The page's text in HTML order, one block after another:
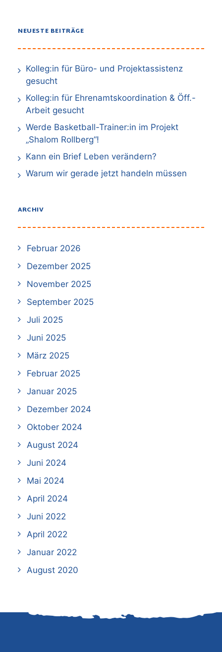
NEUESTE BEITRÄGE
Kolleg:in für Büro- und Projektassistenz
gesucht
Kolleg:in für Ehrenamtskoordination & Öff.-
Arbeit gesucht
Werde Basketball-Trainer:in im Projekt
„Shalom Rollberg“!
Kann ein Brief Leben verändern?
Warum wir gerade jetzt handeln müssen
ARCHIV
Februar 2026
Dezember 2025
November 2025
September 2025
Juli 2025
Juni 2025
März 2025
Februar 2025
Januar 2025
Dezember 2024
Oktober 2024
August 2024
Juni 2024
Mai 2024
April 2024
Juni 2022
April 2022
Januar 2022
August 2020